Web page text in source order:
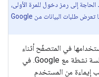
الحاجة إلى رمز دخول للمرة الأولى،
ثم بعد انتهاء صلاحية الرمز المميز الحالي وعندما تعرض طلبات البيانات من Google
في المتصفّح أثناء
تسجيل المستخدم الدخول وتوفُّر جلسة نشطة مع Google. في
إيماءة من المستخدم